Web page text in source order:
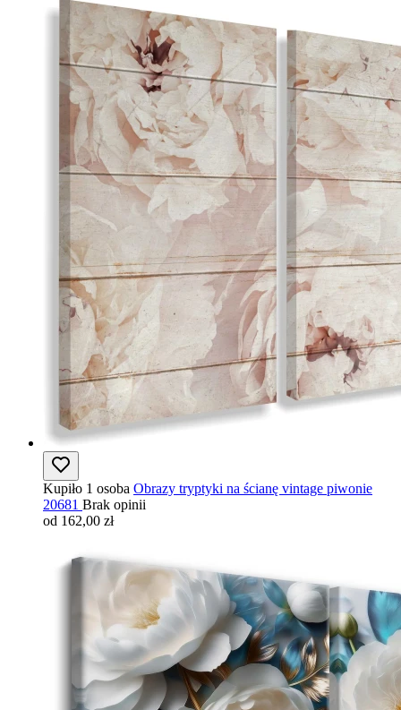
Kupiło 1 osoba Obrazy tryptyki na ścianę vintage piwonie
20681 Brak opinii
od 162,00 zł